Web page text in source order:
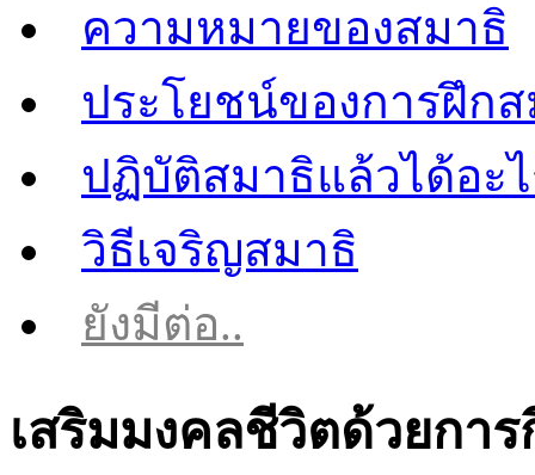
ความหมายของสมาธิ
ประโยชน์ของการฝึก
ปฏิบัติสมาธิแล้วได้อะ
วิธีเจริญสมาธิ
ยังมีต่อ..
เสริมมงคลชีวิตด้วยการ